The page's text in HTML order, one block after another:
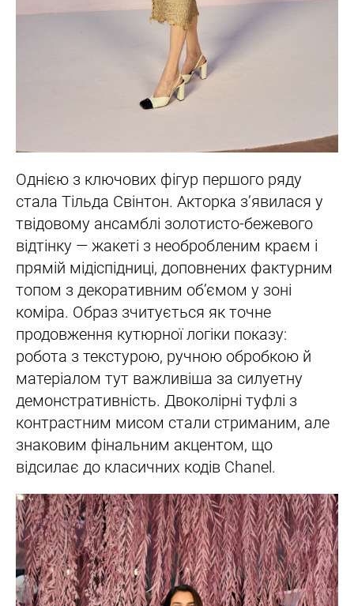
Однією з ключових фігур першого ряду
стала Тільда Свінтон. Акторка з’явилася у
твідовому ансамблі золотисто-бежевого
відтінку — жакеті з необробленим краєм і
прямій мідіспідниці, доповнених фактурним
топом з декоративним об’ємом у зоні
коміра. Образ зчитується як точне
продовження кутюрної логіки показу:
робота з текстурою, ручною обробкою й
матеріалом тут важливіша за силуетну
демонстративність. Двоколірні туфлі з
контрастним мисом стали стриманим, але
знаковим фінальним акцентом, що
відсилає до класичних кодів Chanel.